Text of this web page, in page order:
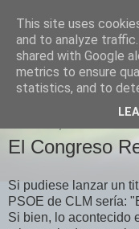
Izquierda
Desde Cuenca para
El Congreso
Si pudiese lanzar un
PSOE de CLM sería:
Si bien, lo acontecido
This site uses
and to analyze
shared with Google
metrics to ensure
statistics, and to